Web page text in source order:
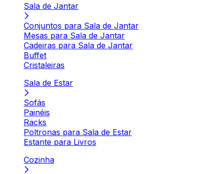
Sala de Jantar
Conjuntos para Sala de Jantar
Mesas para Sala de Jantar
Cadeiras para Sala de Jantar
Buffet
Cristaleiras
Sala de Estar
Sofás
Painéis
Racks
Poltronas para Sala de Estar
Estante para Livros
Cozinha